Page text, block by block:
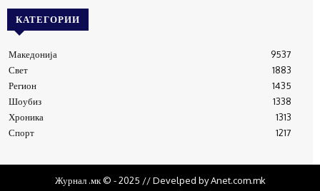
КАТЕГОРИИ
Македонија
9537
Свет
1883
Регион
1435
Шоубиз
1338
Хроника
1313
Спорт
1217
Журнал .мк © - 2025 // Develped by Anet.com.mk